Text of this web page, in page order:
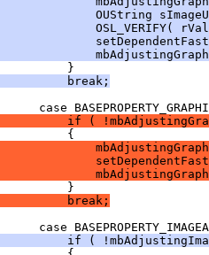
OUString
OSL_VERIFY(
break;
if (
break;
if (